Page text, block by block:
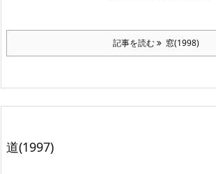
記事を読む 窓(1998)
道(1997)